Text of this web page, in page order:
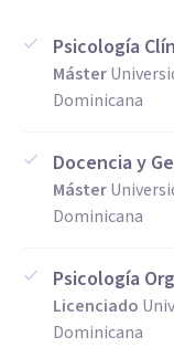
Psicología
Máster
Dominicana
Docencia y
Máster
Dominicana
Psicología
Licenciado
Dominicana